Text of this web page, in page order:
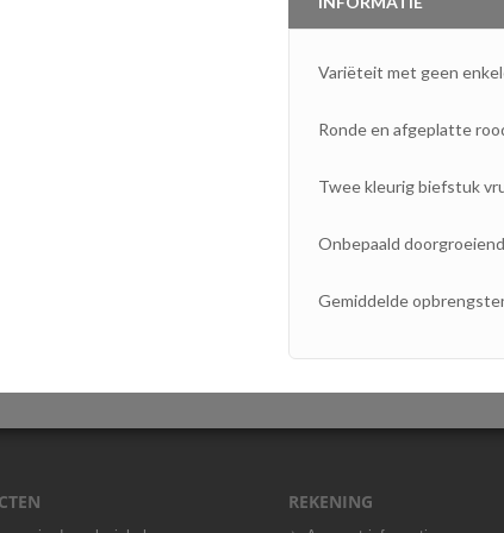
Variëteit met geen
Ronde en afgeplatte
Twee kleurig biefstuk
Onbepaald
Gemiddelde
REKENING